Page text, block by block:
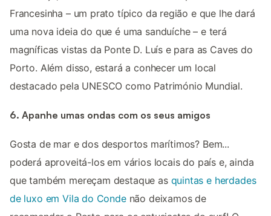
Francesinha – um prato típico da região e que lhe dará
uma nova ideia do que é uma sanduíche – e terá
magníficas vistas da Ponte D. Luís e para as Caves do
Porto. Além disso, estará a conhecer um local
destacado pela UNESCO como Património Mundial.
6. Apanhe umas ondas com os seus amigos
Gosta de mar e dos desportos marítimos? Bem...
poderá aproveitá-los em vários locais do país e, ainda
que também mereçam destaque as quintas e herdades
de luxo em Vila do Condenão deixamos de